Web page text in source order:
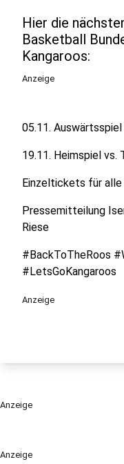
Anzeige
Hier die
Basketball
Kangaroos:
Anzeige
05.11.
19.11. Heimspiel vs.
Einzeltickets für alle
Pressemitteilung
Riese
#BackToTheRoos
#LetsGoKangaroos
Anzeige
Anzeige